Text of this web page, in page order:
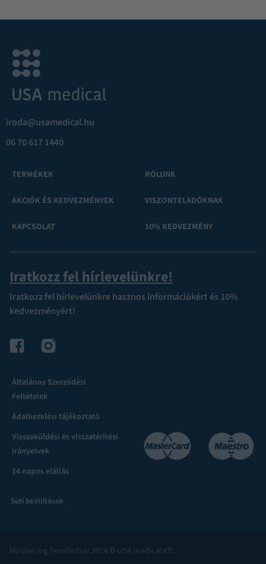
iroda@usamedical.hu
06 70 617 1440
TERMÉKEK
AKCIÓK ÉS KEDVEZMÉNYEK
KAPCSOLAT
RÓLUNK
VISZONTELADÓKNAK
10% KEDVEZMÉNY
Iratkozz fel hírlevelünkre!
Iratkozz fel hírlevelünkre hasznos információkért és 10%
kedvezményért!
Általános Szerződési
Feltételek
Adatkezelési tájékoztató
Visszaküldési és visszatérítési
irányelvek
14 napos elállás
Süti beállítások
Minden jog fenntartva! 2024 © USA medical Kft.